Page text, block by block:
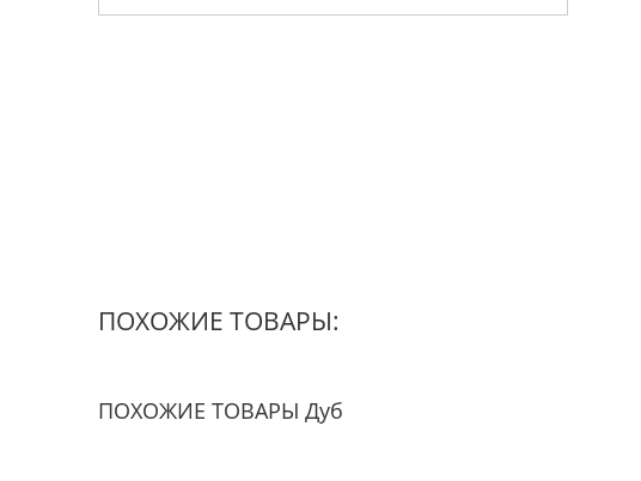
ПОХОЖИЕ ТОВАРЫ:
ПОХОЖИЕ ТОВАРЫ Дуб